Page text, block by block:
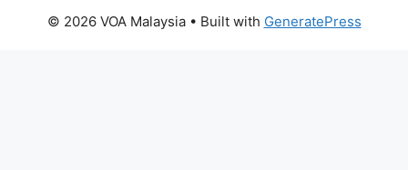
© 2026 VOA Malaysia• Built with GeneratePress